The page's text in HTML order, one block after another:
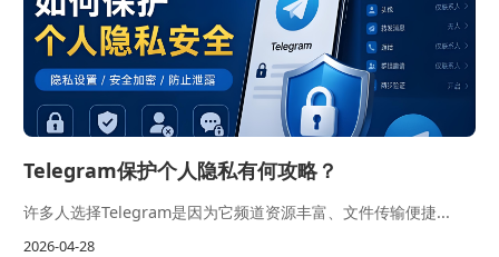
Telegram保护个人隐私有何攻略？
许多人选择Telegram是因为它频道资源丰富、文件传输便捷...
2026-04-28